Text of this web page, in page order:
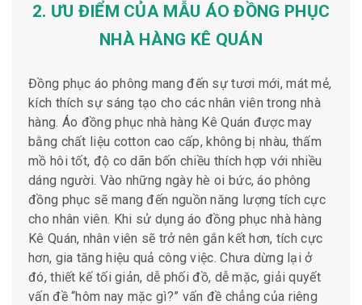
2. ƯU ĐIỂM CỦA MẪU ÁO ĐỒNG PHỤC
NHÀ HÀNG KÊ QUÁN
Đồng phục áo phông mang đến sự tươi mới, mát mẻ,
kích thích sự sáng tạo cho các nhân viên trong nhà
hàng. Áo đồng phục nhà hàng Kê Quán được may
bằng chất liệu cotton cao cấp, không bị nhàu, thấm
mồ hôi tốt, độ co dãn bốn chiều thích hợp với nhiều
dáng người. Vào những ngày hè oi bức, áo phông
đồng phục sẽ mang đến nguồn năng lượng tích cực
cho nhân viên. Khi sử dụng áo đồng phục nhà hàng
Kê Quán, nhân viên sẽ trở nên gắn kết hơn, tích cực
hơn, gia tăng hiệu quả công việc. Chưa dừng lại ở
đó, thiết kế tối giản, dễ phối đồ, dễ mặc, giải quyết
vấn đề “hôm nay mặc gì?” vấn đề chẳng của riêng